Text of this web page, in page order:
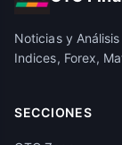
Noticias y
Indices, Forex,
SECCIONES